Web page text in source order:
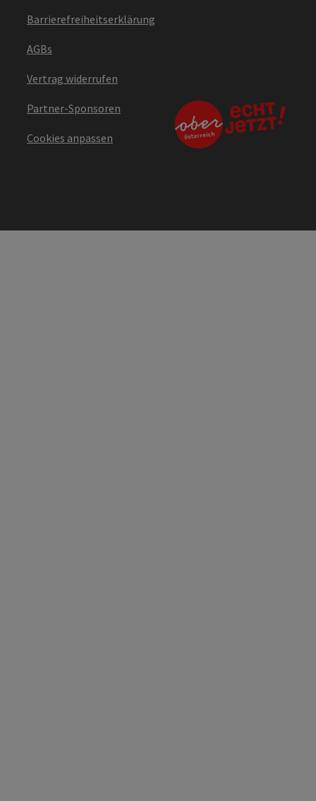
Barrierefreiheitserklärung
AGBs
Vertrag widerrufen
Partner-Sponsoren
Cookies anpassen